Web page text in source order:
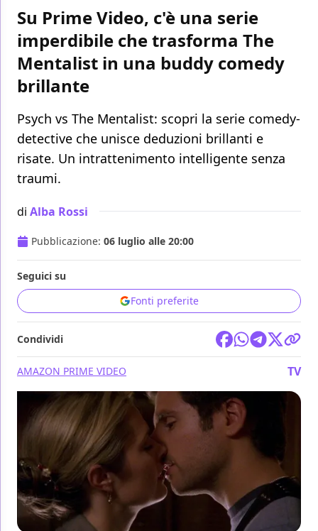
Su Prime Video, c'è una serie
imperdibile che trasforma The
Mentalist in una buddy comedy
brillante
Psych vs The Mentalist: scopri la serie comedy-
detective che unisce deduzioni brillanti e
risate. Un intrattenimento intelligente senza
traumi.
di Alba Rossi
Pubblicazione: 06 luglio alle 20:00
Seguici su
Fonti preferite
Condividi
AMAZON PRIME VIDEO TV